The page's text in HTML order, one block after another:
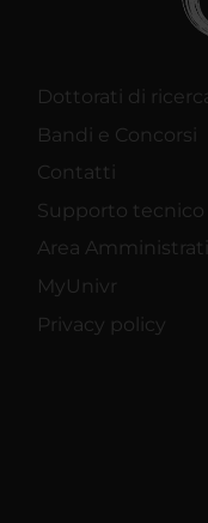
Dottorati di
Bandi e Concorsi
Contatti
Supporto tecnico
Area
MyUnivr
Privacy policy